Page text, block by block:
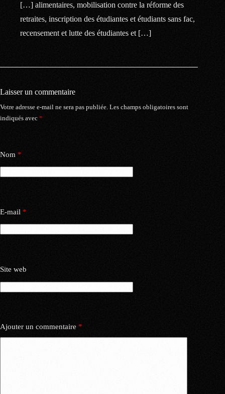
[…] alimentaires, mobilisation contre la réforme des
retraites, inscription des étudiantes et étudiants sans fac,
recensement et lutte des étudiantes et […]
Laisser un commentaire
Votre adresse e-mail ne sera pas publiée. Les champs obligatoires sont
indiqués avec *
Nom *
E-mail *
Site web
Ajouter un commentaire *